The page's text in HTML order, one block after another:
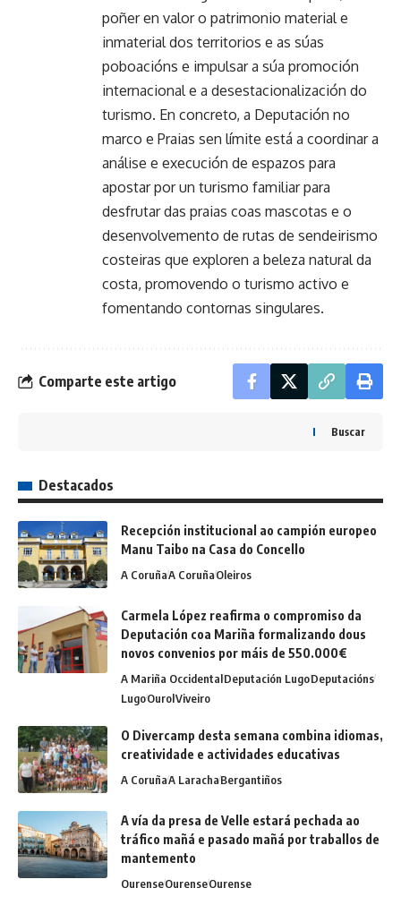
poñer en valor o patrimonio material e
inmaterial dos territorios e as súas
poboacións e impulsar a súa promoción
internacional e a desestacionalización do
turismo. En concreto, a Deputación no
marco e Praias sen límite está a coordinar a
análise e execución de espazos para
apostar por un turismo familiar para
desfrutar das praias coas mascotas e o
desenvolvemento de rutas de sendeirismo
costeiras que exploren a beleza natural da
costa, promovendo o turismo activo e
fomentando contornas singulares.
Comparte este artigo
Buscar
Destacados
Recepción institucional ao campión europeo
Manu Taibo na Casa do Concello
A CoruñaA CoruñaOleiros
Carmela López reafirma o compromiso da
Deputación coa Mariña formalizando dous
novos convenios por máis de 550.000€
A Mariña OccidentalDeputación LugoDeputacións
LugoOurolViveiro
O Divercamp desta semana combina idiomas,
creatividade e actividades educativas
A CoruñaA LarachaBergantiños
A vía da presa de Velle estará pechada ao
tráfico mañá e pasado mañá por traballos de
mantemento
OurenseOurenseOurense